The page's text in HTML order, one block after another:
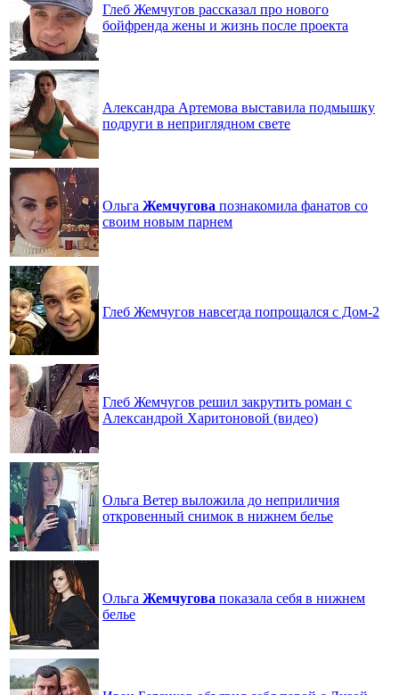
Глеб Жемчугов рассказал про нового
бойфренда жены и жизнь после проекта
Александра Артемова выставила подмышку
подруги в неприглядном свете
Ольга Жемчугова познакомила фанатов со
своим новым парнем
Глеб Жемчугов навсегда попрощался с Дом-2
Глеб Жемчугов решил закрутить роман с
Александрой Харитоновой (видео)
Ольга Ветер выложила до неприличия
откровенный снимок в нижнем белье
Ольга Жемчугова показала себя в нижнем
белье